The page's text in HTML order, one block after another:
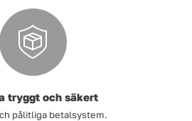
tryggt och säkert
pålitliga betalsystem.